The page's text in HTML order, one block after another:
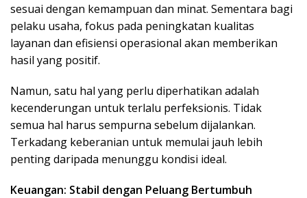
sesuai dengan kemampuan dan minat. Sementara bagi
pelaku usaha, fokus pada peningkatan kualitas
layanan dan efisiensi operasional akan memberikan
hasil yang positif.
Namun, satu hal yang perlu diperhatikan adalah
kecenderungan untuk terlalu perfeksionis. Tidak
semua hal harus sempurna sebelum dijalankan.
Terkadang keberanian untuk memulai jauh lebih
penting daripada menunggu kondisi ideal.
Keuangan: Stabil dengan Peluang Bertumbuh